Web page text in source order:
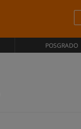
POSGRADO